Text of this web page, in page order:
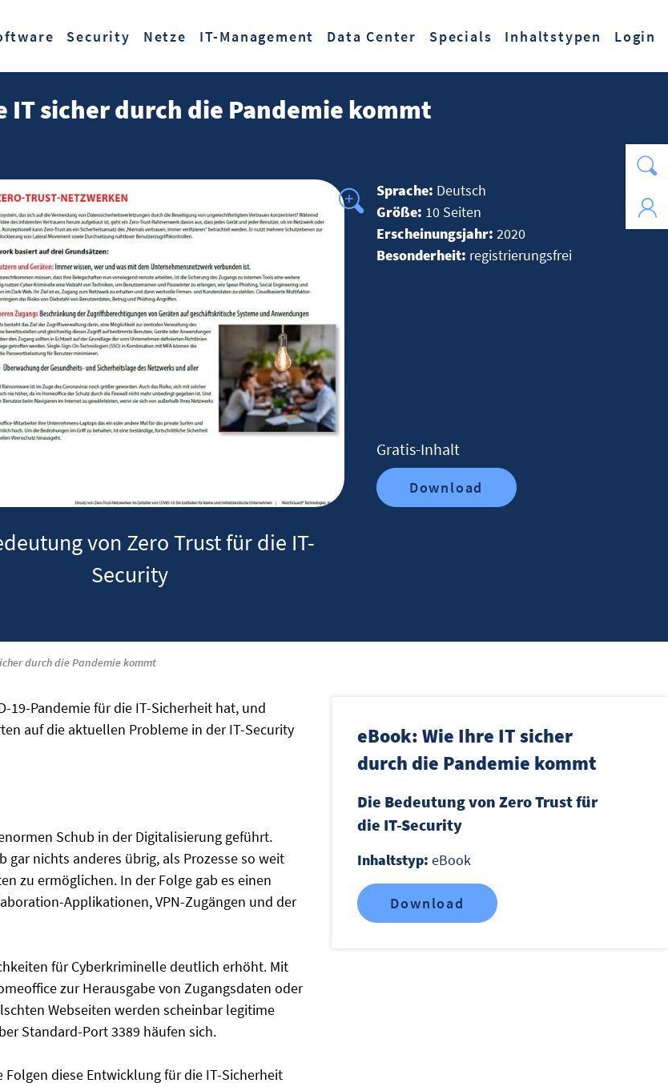
Security Netze IT-Management Data Center Specials Inhaltstypen Login
IT sicher durch die Pandemie kommt
von Zero Trust für die IT-
Security
Sprache: Deutsch
Größe: 10 Seiten
Erscheinungsjahr: 2020
Besonderheit: registrierungsfrei
Gratis-Inhalt
Download
durch die Pandemie kommt
19-Pandemie für die IT-Sicherheit hat, und
auf die aktuellen Probleme in der IT-Security
Schub in der Digitalisierung geführt.
nichts anderes übrig, als Prozesse so weit
zu ermöglichen. In der Folge gab es einen
Applikationen, VPN-Zugängen und der
für Cyberkriminelle deutlich erhöht. Mit
zur Herausgabe von Zugangsdaten oder
Webseiten werden scheinbar legitime
Standard-Port 3389 häufen sich.
diese Entwicklung für die IT-Sicherheit
eBook: Wie Ihre IT sicher
durch die Pandemie kommt
Die Bedeutung von Zero Trust für
die IT-Security
Inhaltstyp:eBook
Download